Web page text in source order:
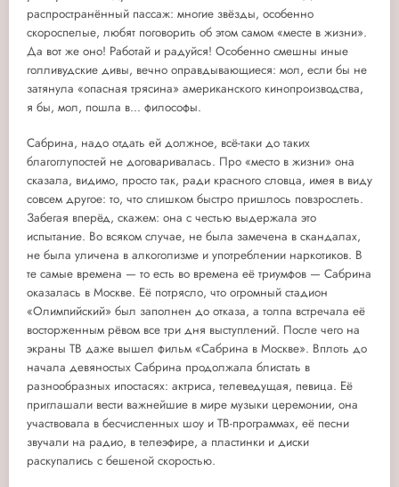
распространённый пассаж: многие звёзды, особенно
скороспелые, любят поговорить об этом самом «месте в жизни».
Да вот же оно! Работай и радуйся! Особенно смешны иные
голливудские дивы, вечно оправдывающиеся: мол, если бы не
затянула «опасная трясина» американского кинопроизводства,
я бы, мол, пошла в... философы.
Сабрина, надо отдать ей должное, всё-таки до таких
благоглупостей не договаривалась. Про «место в жизни» она
сказала, видимо, просто так, ради красного словца, имея в виду
совсем другое: то, что слишком быстро пришлось повзрослеть.
Забегая вперёд, скажем: она с честью выдержала это
испытание. Во всяком случае, не была замечена в скандалах,
не была уличена в алкоголизме и употреблении наркотиков. В
те самые времена — то есть во времена её триумфов — Сабрина
оказалась в Москве. Её потрясло, что огромный стадион
«Олимпийский» был заполнен до отказа, а толпа встречала её
восторженным рёвом все три дня выступлений. После чего на
экраны ТВ даже вышел фильм «Сабрина в Москве». Вплоть до
начала девяностых Сабрина продолжала блистать в
разнообразных ипостасях: актриса, телеведущая, певица. Её
приглашали вести важнейшие в мире музыки церемонии, она
участвовала в бесчисленных шоу и ТВ-программах, её песни
звучали на радио, в телеэфире, а пластинки и диски
раскупались с бешеной скоростью.